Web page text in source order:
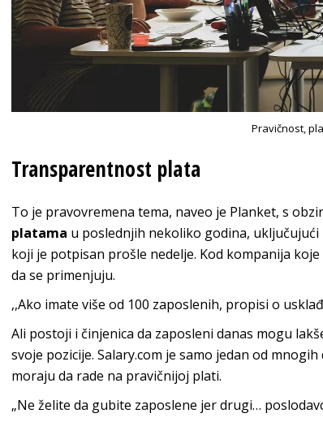
Pravičnost,
Transparentnost plata
To je pravovremena tema, naveo je Planket, s
platama u poslednjih nekoliko godina,
koji je potpisan prošle nedelje. Kod kompanija
da se primenjuju.
,,Ako imate više od 100 zaposlenih, propisi o
Ali postoji i činjenica da zaposleni danas mogu
svoje pozicije. Salary.com je samo jedan od
moraju da rade na pravičnijoj plati.
„Ne želite da gubite zaposlene jer drugi…